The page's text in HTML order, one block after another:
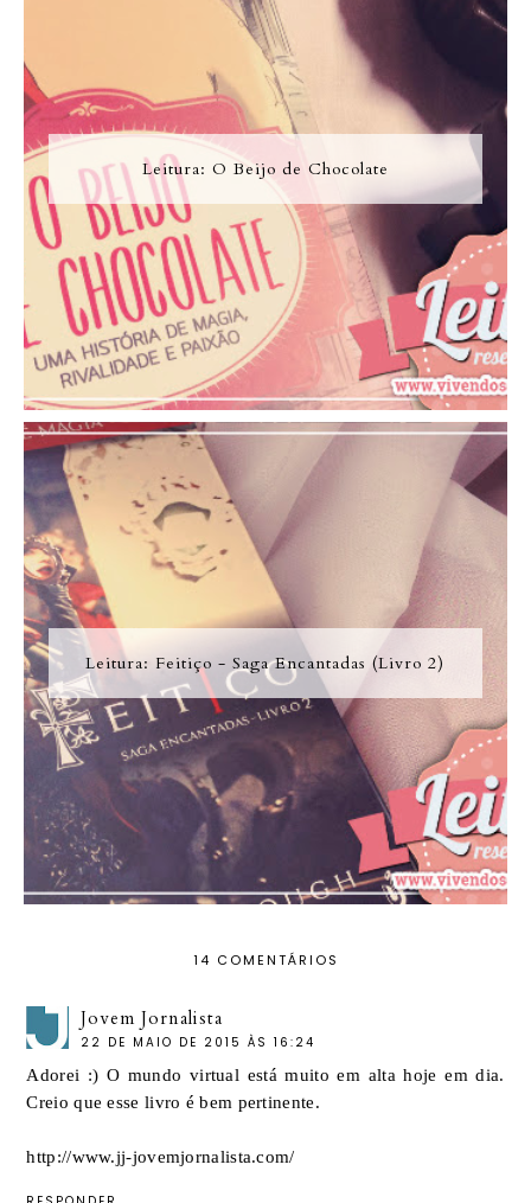
Leitura: O Beijo de Chocolate
Leitura: Feitiço - Saga Encantadas (Livro 2)
14 COMENTÁRIOS
Jovem Jornalista
22 DE MAIO DE 2015 ÀS 16:24
Adorei :) O mundo virtual está muito em alta hoje em dia.
Creio que esse livro é bem pertinente.
http://www.jj-jovemjornalista.com/